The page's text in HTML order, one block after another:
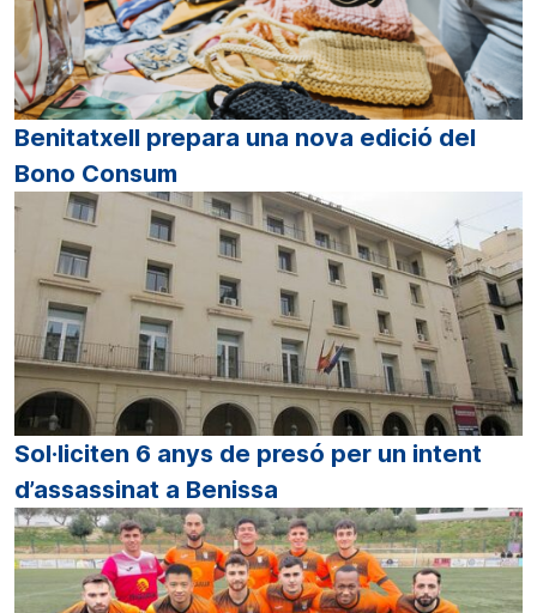
Benitatxell prepara una nova edició del
Bono Consum
Sol·liciten 6 anys de presó per un intent
d’assassinat a Benissa